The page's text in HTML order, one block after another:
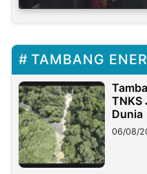
TAMBANG
TNKS
Dunia
06/08/